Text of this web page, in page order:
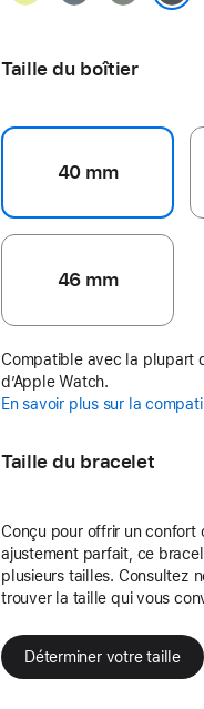
Taille du boîtier
40 mm
46 mm
Compatible avec la plupart
d’Apple Watch.
En savoir plus sur la
Taille du bracelet
Conçu pour offrir un confort
ajustement parfait, ce
plusieurs tailles. Consultez
trouver la taille qui vous
Déterminer votre taille